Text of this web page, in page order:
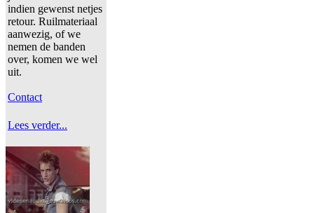
indien gewenst netjes
retour. Ruilmateriaal
aanwezig, of we
nemen de banden
over, komen we wel
uit.
Contact
Lees verder...